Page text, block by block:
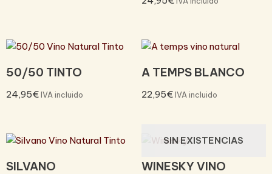
50/50 TINTO
24,95€IVA incluido
A TEMPS BLANCO
22,95€ IVA incluido
SILVANO
SIN EXISTENCIAS
WINESKY VINO